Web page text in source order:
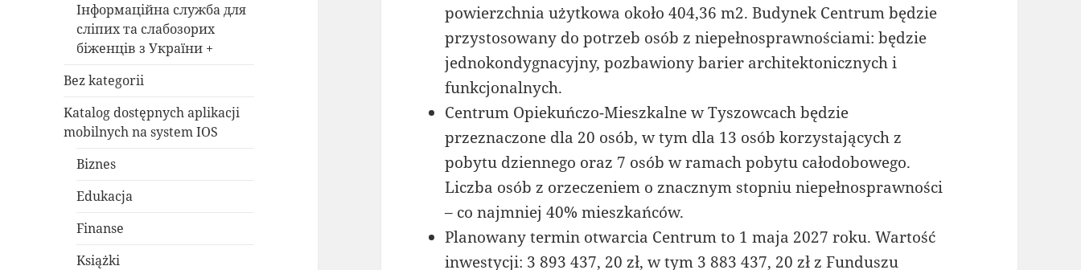
Інформаційна служба для
сліпих та слабозорих
біженців з України +
Bez kategorii
Katalog dostępnych aplikacji
mobilnych na system IOS
Biznes
Edukacja
Finanse
Książki
powierzchnia użytkowa około 404,36 m2. Budynek Centrum będzie
przystosowany do potrzeb osób z niepełnosprawnościami: będzie
jednokondygnacyjny, pozbawiony barier architektonicznych i
funkcjonalnych.
Centrum Opiekuńczo-Mieszkalne w Tyszowcach będzie
przeznaczone dla 20 osób, w tym dla 13 osób korzystających z
pobytu dziennego oraz 7 osób w ramach pobytu całodobowego.
Liczba osób z orzeczeniem o znacznym stopniu niepełnosprawności
– co najmniej 40% mieszkańców.
Planowany termin otwarcia Centrum to 1 maja 2027 roku. Wartość
inwestycji: 3 893 437, 20 zł, w tym 3 883 437, 20 zł z Funduszu